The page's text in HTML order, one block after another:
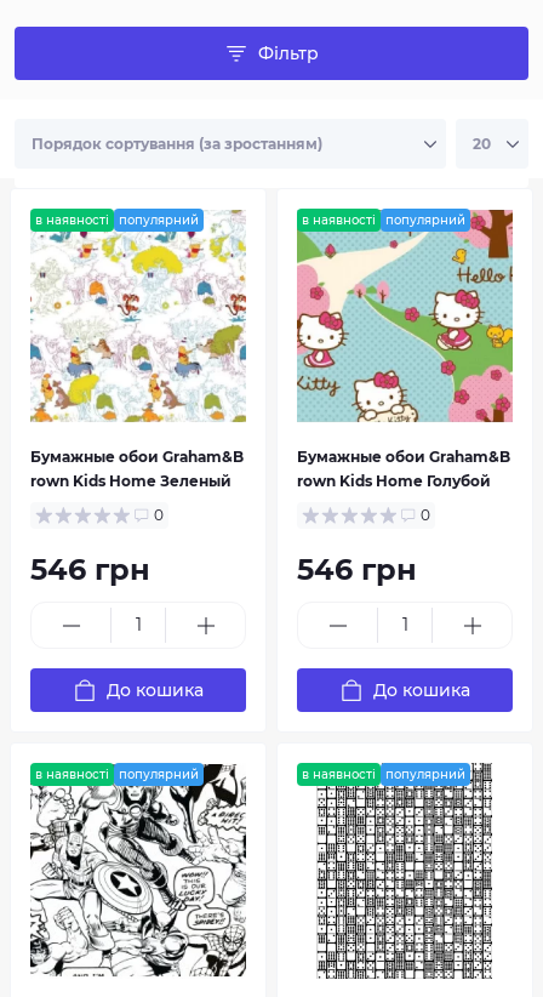
Florabunda Graham & Brown
Graham & Brown Highland
Individual Kids Home Kabuki
Фільтр
в наявності популярний
Бумажные обои Graham&B
rown Kids Home Зеленый
0
546 грн
До кошика
в наявності популярний
Бумажные обои Graham&B
rown Kids Home Голубой
0
546 грн
До кошика
в наявності популярний в наявності популярний